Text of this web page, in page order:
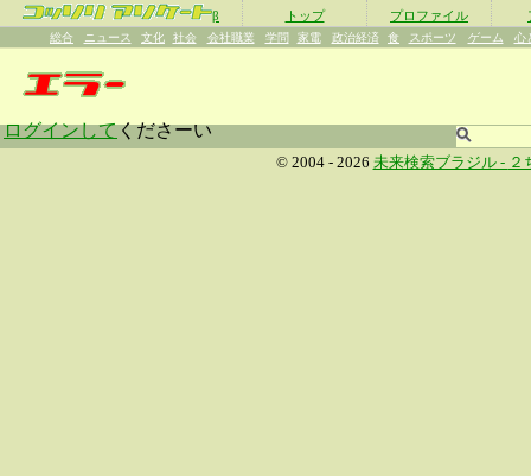
β トップ プロファイル
総合 ニュース 文化 社会 会社職業 学問 家電 政治経済 食 スポーツ ゲーム 心
ログインしてくださーい
© 2004 - 2026 未来検索ブラジル - ２